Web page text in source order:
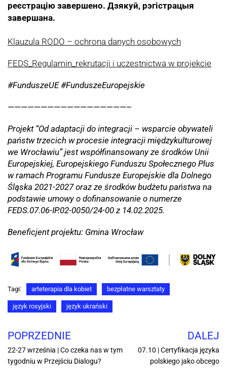
реєстрацію завершено. Дзякуй, рэгістрацыя
завершана.
Klauzula RODO – ochrona danych osobowych
FEDS_Regulamin_rekrutacji i uczestnictwa w projekcie
#FunduszeUE #FunduszeEuropejskie
——————————————————–
Projekt “Od adaptacji do integracji – wsparcie obywateli
państw trzecich w procesie integracji międzykulturowej
we Wrocławiu” jest współfinansowany ze środków Unii
Europejskiej, Europejskiego Funduszu Społecznego Plus
w ramach Programu Fundusze Europejskie dla Dolnego
Śląska 2021-2027 oraz ze środków budżetu państwa na
podstawie umowy o dofinansowanie o numerze
FEDS.07.06-IP.02-0050/24-00 z 14.02.2025.
Beneficjent projektu: Gmina Wrocław
Tagi: arteterapia dla kobiet bezpłatne warsztaty
język rosyjski język ukrański
POPRZEDNIE
22-27 września | Co czeka nas w tym
tygodniu w Przejściu Dialogu?
DALEJ
07.10 | Certyfikacja języka
polskiego jako obcego